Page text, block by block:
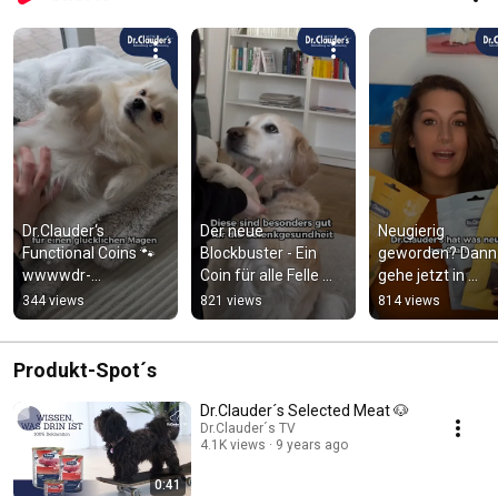
Dr.Clauder‘s
Functional Coins 🐾
wwwwdr-
clauder.com
344 views
Der neue
Blockbuster - Ein
Coin für alle Felle 🐾
🐕 www.dr-
clauder.com
821 views
Neugierig
geworden? Dann
gehe jetzt in
unseren Shop
www.dr-
🐾
814 views
Produkt-Spot´s
0:41
Dr.Clauder´s Selected Meat 🐶
Dr.Clauder´s TV
4.1K views
9 years ago